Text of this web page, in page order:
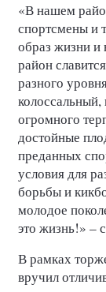
«В нашем
спортсмены и
образ жизни
район
разного
колоссальный,
огромного
достойные
преданных
условия для
борьбы и
молодое
это жизнь!» –
В рамках
вручил